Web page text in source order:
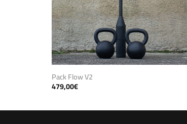
Pack Flow V2
479,00€